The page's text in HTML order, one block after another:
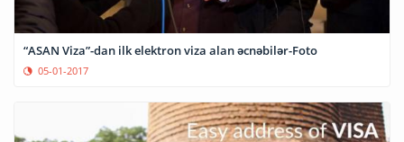
“ASAN Viza”-dan ilk elektron viza alan əcnəbilər-Foto
05-01-2017